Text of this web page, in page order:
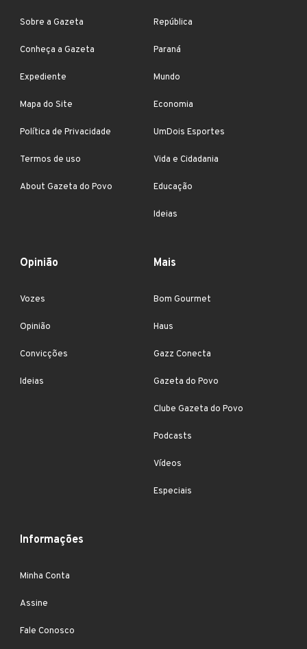
Sobre a Gazeta
Conheça a Gazeta
Expediente
Mapa do Site
Política de Privacidade
Termos de uso
About Gazeta do Povo
República
Paraná
Mundo
Economia
UmDois Esportes
Vida e Cidadania
Educação
Ideias
Opinião
Vozes
Opinião
Convicções
Ideias
Mais
Bom Gourmet
Haus
Gazz Conecta
Gazeta do Povo
Clube Gazeta do Povo
Podcasts
Vídeos
Especiais
Informações
Minha Conta
Assine
Fale Conosco